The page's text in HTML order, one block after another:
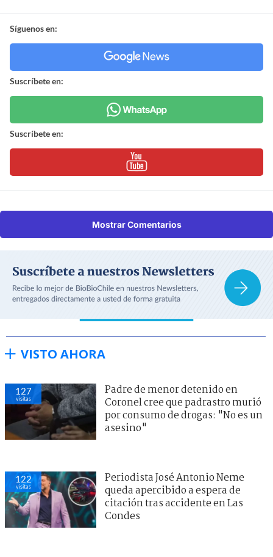
Síguenos en:
Suscríbete en:
Suscríbete en:
Mostrar Comentarios
VISTO AHORA
127
visitas
Padre de menor detenido en
Coronel cree que padrastro murió
por consumo de drogas: "No es un
asesino"
122
visitas
Periodista José Antonio Neme
queda apercibido a espera de
citación tras accidente en Las
Condes